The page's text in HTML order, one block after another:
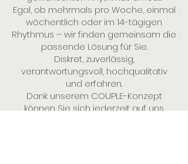
Egal, ob mehrmals pro Woche, einmal
wöchentlich oder im 14-tägigen
Rhythmus – wir finden gemeinsam die
passende Lösung für Sie.
Diskret, zuverlässig,
verantwortungsvoll, hochqualitativ
und erfahren.
Dank unserem COUPLE-Konzept
können Sie sich jederzeit auf uns